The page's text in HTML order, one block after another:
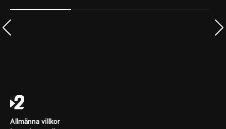
Allmänna villkor